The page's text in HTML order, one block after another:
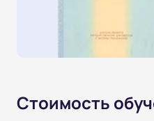
Стоимость